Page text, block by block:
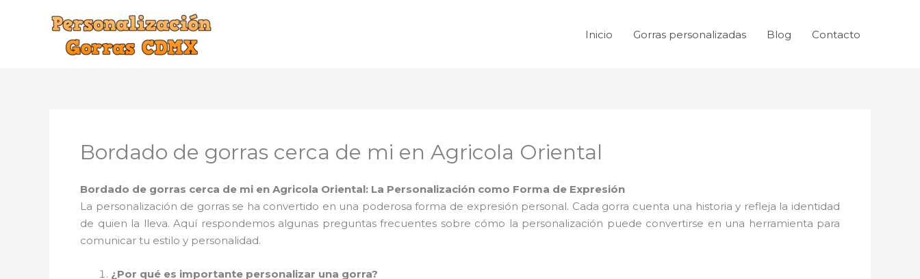
Inicio Gorras personalizadas Blog Contacto
Bordado de gorras cerca de mi en Agricola Oriental
Bordado de gorras cerca de mi en Agricola Oriental: La Personalización como Forma de Expresión
La personalización de gorras se ha convertido en una poderosa forma de expresión personal. Cada gorra cuenta una historia y refleja la identidad
de quien la lleva. Aquí respondemos algunas preguntas frecuentes sobre cómo la personalización puede convertirse en una herramienta para
comunicar tu estilo y personalidad.
¿Por qué es importante personalizar una gorra?